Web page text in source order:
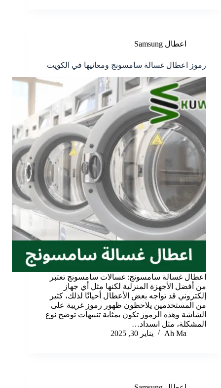
اعطال Samsung
رموز اعطال غسالة سامسونج ومعانيها في الكويت
اعطال غسالة سامسونج: غسالات سامسونج تعتبر
من أفضل الأجهزة المنزلية لكنها مثل أي جهاز
إلكتروني قد تواجه بعض الأعطال أحيانًا لذلك، كثير
من المستخدمين يلاحظون ظهور رموز غريبة على
الشاشة وهذه الرموز تكون بمثابة تنبيهات توضح نوع
المشكلة، مثل انسداد…
Ah Ma
يناير 30, 2025